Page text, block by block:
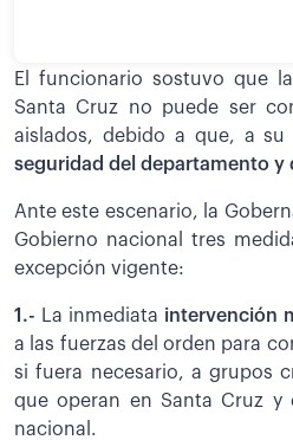
El funcionario sostuvo que
Santa Cruz no puede ser
aislados, debido a que, a
seguridad del departamento y
Ante este escenario, la
Gobierno nacional tres
excepción vigente:
1.- La inmediata intervención
a las fuerzas del orden para
si fuera necesario, a grupos
que operan en Santa Cruz
nacional.